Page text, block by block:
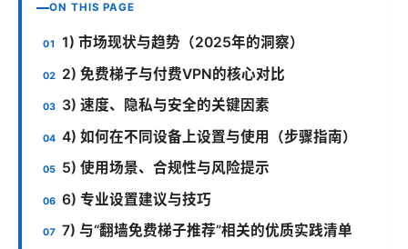
ON THIS PAGE
1) 市场现状与趋势（2025年的洞察）
2) 免费梯子与付费VPN的核心对比
3) 速度、隐私与安全的关键因素
4) 如何在不同设备上设置与使用（步骤指南）
5) 使用场景、合规性与风险提示
6) 专业设置建议与技巧
7) 与“翻墙免费梯子推荐”相关的优质实践清单